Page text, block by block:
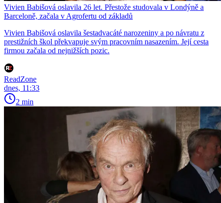
Vivien Babišová oslavila 26 let. Přestože studovala v Londýně a
Barceloně, začala v Agrofertu od základů
Vivien Babišová oslavila šestadvacáté narozeniny a po návratu z
prestižních škol překvapuje svým pracovním nasazením. Její cesta
firmou začala od nejnižších pozic.
ReadZone
dnes, 11:33
2 min